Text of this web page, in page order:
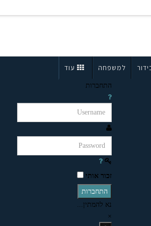
למשפחה עוד
התחברות
זכור אותי
התחברות
נא להמתין...
×